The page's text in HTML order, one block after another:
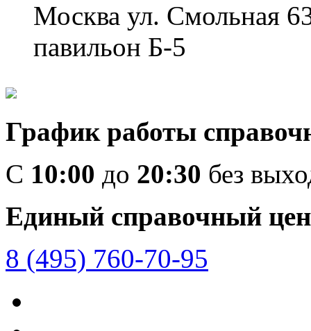
Москва ул. Смольная
павильон Б-5
График работы
C 10:00 до 20:30 без
Единый справочный
8 (495) 760-70-95